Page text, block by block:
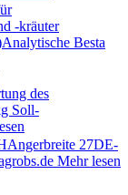
-kräuter
Besta
des
Soll-
27DE-
Mehr lesen